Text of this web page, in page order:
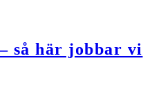
så här jobbar vi